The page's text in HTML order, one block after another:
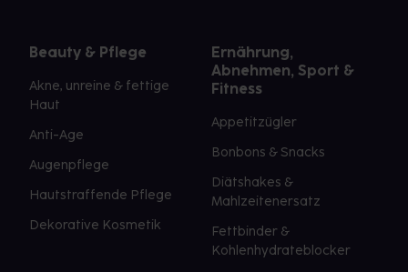
Beauty & Pflege
Akne, unreine & fettige
Haut
Anti-Age
Augenpflege
Hautstraffende Pflege
Dekorative Kosmetik
Ernährung,
Abnehmen, Sport &
Fitness
Appetitzügler
Bonbons & Snacks
Diätshakes &
Mahlzeitenersatz
Fettbinder &
Kohlenhydrateblocker